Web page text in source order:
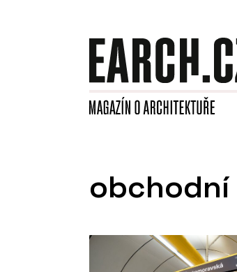
obchodní